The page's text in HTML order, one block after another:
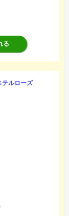
る
ルローズ